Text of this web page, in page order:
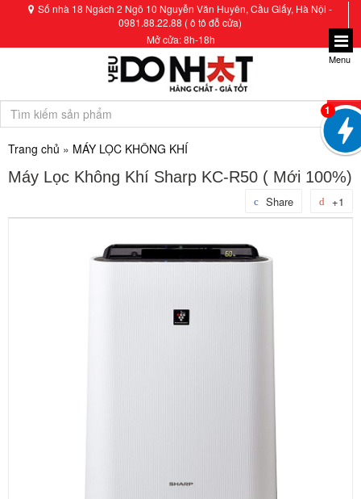
Số nhà 18 Ngách 2 Ngõ 10 Nguyễn Văn Huyên, Cầu Giấy, Hà Nội -
0981.88.22.88 ( ô tô đỗ cửa)
Mở cửa: 8h-18h
Menu
Trang chủ » MÁY LỌC KHÔNG KHÍ
Máy Lọc Không Khí Sharp KC-R50 ( Mới 100%)
+1
Share
1